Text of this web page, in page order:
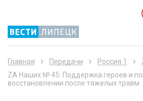
Главная Передачи Россия 1
ZА Наших № 45: Поддержка героев и
восстановлении после тяжелых травм